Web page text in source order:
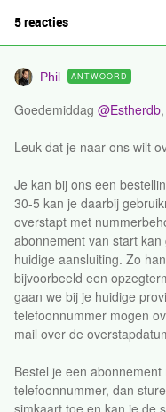
5 reacties
Phil ANTWOORD
Goedemiddag @Estherdb,
Leuk dat je naar ons wilt
Je kan bij ons een
30-5 kan je daarbij
overstapt met
abonnement van start
huidige aansluiting. Zo
bijvoorbeeld een
gaan we bij je huidige
telefoonnummer mogen
mail over de
Bestel je een
telefoonnummer, dan
simkaart toe en kan je de